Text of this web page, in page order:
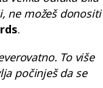
ne možeš donositi
.
To više
počinješ da se